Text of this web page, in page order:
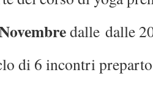
dalle dalle
di 6 incontri